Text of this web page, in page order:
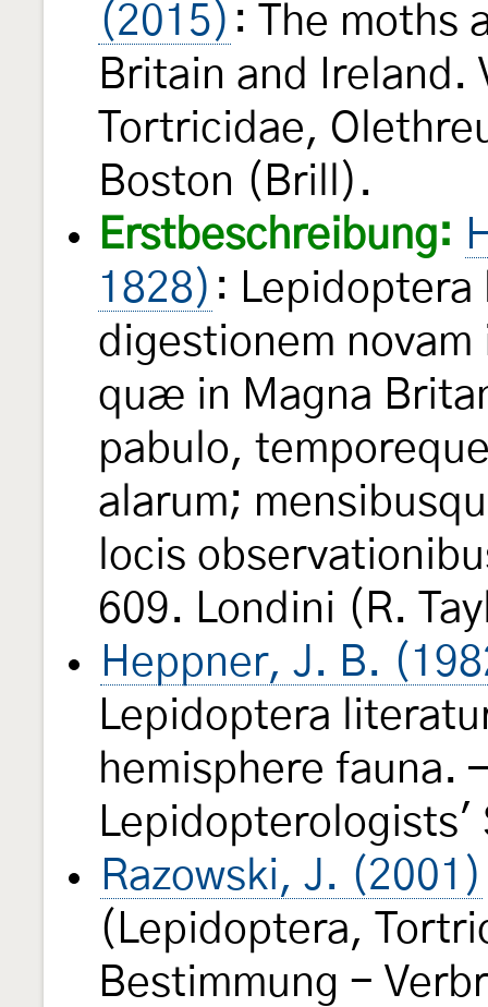
(2015) : The moths
Britain and Ireland.
Tortricidae,
Boston (Brill).
Erstbeschreibung:
1828) :
digestionem
quæ in Magna
pabulo,
alarum;
locis
609. Londini (R.
Heppner, J. B.
Lepidoptera
hemisphere fauna.
Razowski, J. (2001)
(Lepidoptera,
Bestimmung -